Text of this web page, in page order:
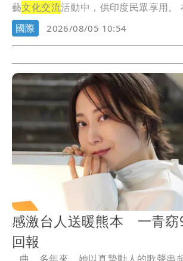
藝文化交流活動中，供印度民眾享用。 在活動中，茶
藝...
國際 2026/08/05 10:54
感激台人送暖熊本 一青窈
回報
...曲。多年來，她以真摯動人的歌聲串